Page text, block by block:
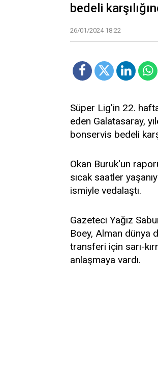
bedeli
26/01/2024 18:22
Süper Lig'in 22.
eden Galatasaray,
bonservis bedeli
Okan Buruk'un
sıcak saatler
ismiyle vedalaştı.
Gazeteci Yağız
Boey, Alman dünya
transferi için sarı-
anlaşmaya vardı.